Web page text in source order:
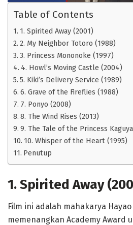
Table of Contents
1. Spirited Away (2001)
2. My Neighbor Totoro (1988)
3. Princess Mononoke (1997)
4. Howl’s Moving Castle (2004)
5. Kiki’s Delivery Service (1989)
6. Grave of the Fireflies (1988)
7. Ponyo (2008)
8. The Wind Rises (2013)
9. The Tale of the Princess
10. Whisper of the Heart (1995)
Penutup
1. Spirited Away
Film ini adalah mahakarya
memenangkan Academy Award